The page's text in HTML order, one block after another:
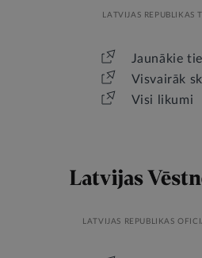
LATVIJAS REPUBLIKAS
Jaunākie
Visvairāk
Visi likumi
LATVIJAS REPUBLIKAS